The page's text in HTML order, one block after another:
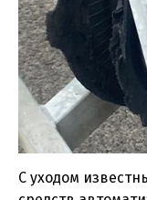
С уходом